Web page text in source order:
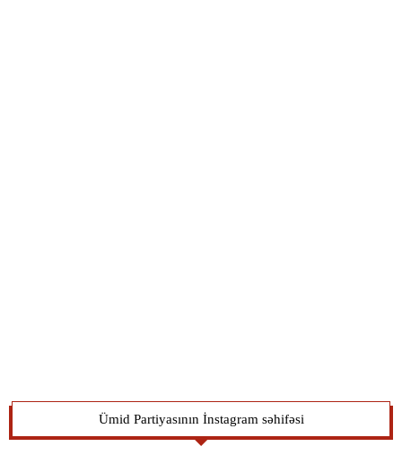
Ümid Partiyasının İnstagram səhifəsi